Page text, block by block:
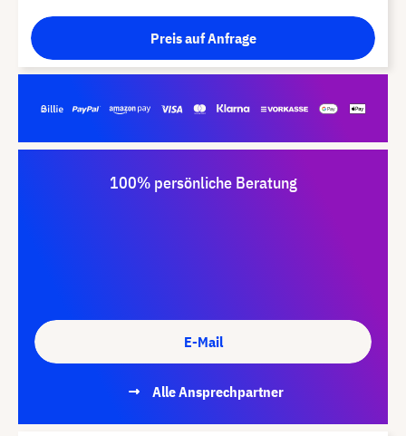
Preis auf Anfrage
100% persönliche Beratung
E-Mail
Alle Ansprechpartner